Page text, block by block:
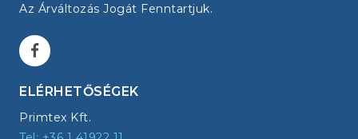
Az Árváltozás Jogát Fenntartjuk.
ELÉRHETŐSÉGEK
Primtex Kft.